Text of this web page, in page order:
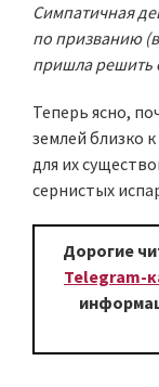
Симпатичная
по призванию
пришла
Теперь ясно,
землей близко
для их
сернистых
Дорогие
Telegram-